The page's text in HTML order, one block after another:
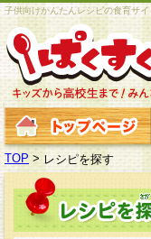
子供向けかんたんレシピの食育サイ
TOP > レシピを探す